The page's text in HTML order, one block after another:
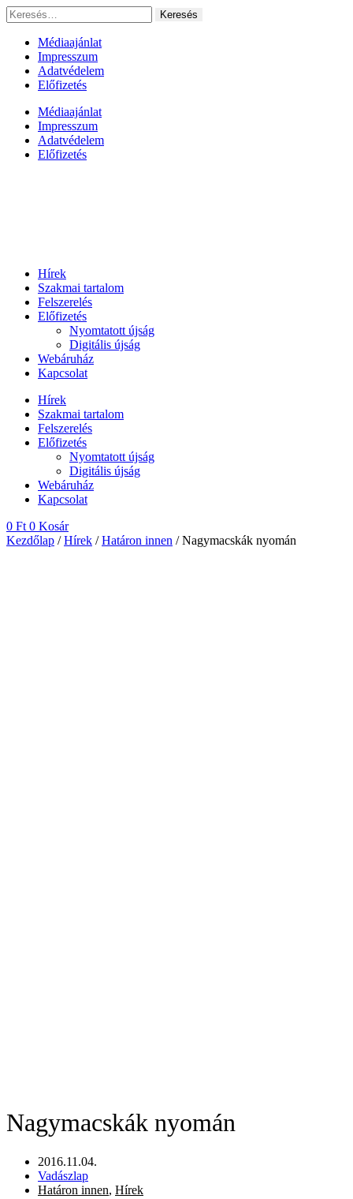
Ugrás
a
tartalomhoz
Keresés:
Médiaajánlat
Impresszum
Adatvédelem
Előfizetés
Médiaajánlat
Impresszum
Adatvédelem
Előfizetés
Hírek
Szakmai tartalom
Felszerelés
Előfizetés
Nyomtatott újság
Digitális újság
Webáruház
Kapcsolat
Hírek
Szakmai tartalom
Felszerelés
Előfizetés
Nyomtatott újság
Digitális újság
Webáruház
Kapcsolat
0 Ft 0 Kosár
Kezdőlap /Hírek /Határon innen / Nagymacskák nyomán
Nagymacskák nyomán
2016.11.04.
Vadászlap
Határon innen, Hírek